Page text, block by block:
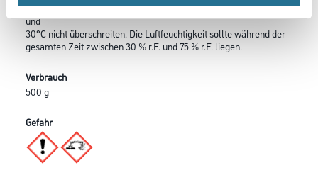
die Werkstoff-, Untergrund- und Lufttemperatur 8°C nicht unter-
und
30°C nicht überschreiten. Die Luftfeuchtigkeit sollte während der
gesamten Zeit zwischen 30 % r.F. und 75 % r.F. liegen.
Verbrauch
500 g
Gefahr